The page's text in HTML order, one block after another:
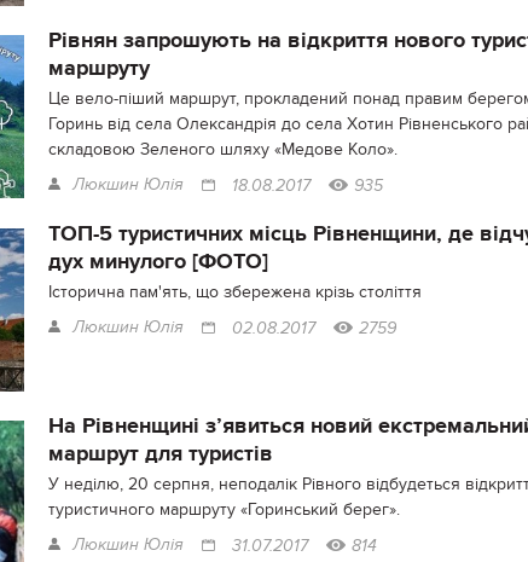
Рівнян запрошують на відкриття нового
маршруту
Це вело-піший маршрут, прокладений понад правим
Горинь від села Олександрія до села Хотин Рівненського
складовою Зеленого шляху «Медове Коло».
Люкшин Юлія 18.08.2017 935
ТОП-5 туристичних місць Рівненщини, де
дух минулого [ФОТО]
Історична пам'ять, що збережена крізь століття
Люкшин Юлія 02.08.2017 2759
На Рівненщині з’явиться новий
маршрут для туристів
У неділю, 20 серпня, неподалік Рівного відбудеться
туристичного маршруту «Горинський берег».
Люкшин Юлія 31.07.2017 814